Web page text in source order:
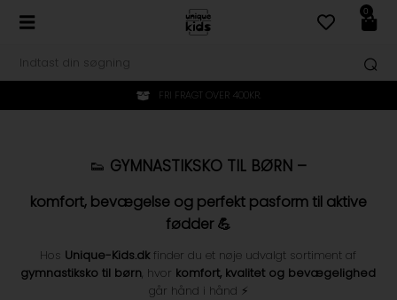
0
FRI FRAGT OVER 400KR.
👟 GYMNASTIKSKO TIL BØRN –
komfort, bevægelse og perfekt pasform til aktive
fødder 💪
Hos Unique-Kids.dkfinder du et nøje udvalgt sortiment af
gymnastiksko til børn, hvor komfort, kvalitet og bevægelighed
går hånd i hånd ⚡